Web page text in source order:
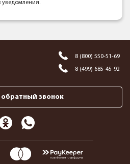
уведомления.
8 (800) 550-51-69
8 (499) 685-45-92
обратный звонок